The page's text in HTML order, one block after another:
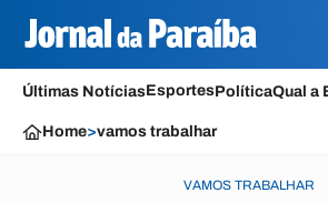
Últimas NotíciasEsportesPolíticaQual a
Home>vamos trabalhar
VAMOS TRABALHAR